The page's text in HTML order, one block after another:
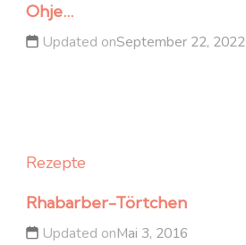
Ohje…
Updated onSeptember 22, 2022
Rezepte
Rhabarber-Törtchen
Updated onMai 3, 2016